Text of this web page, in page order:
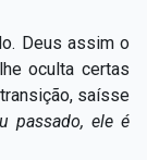
Deus assim o
oculta certas
saísse
passado, ele é